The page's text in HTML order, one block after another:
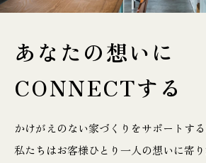
施工実績
GALLERY
スタッフブログ
あなたの想いに
CONNECTする
かけがえのない家づくりをサポートする
私たちはお客様ひとり一人の想いに寄